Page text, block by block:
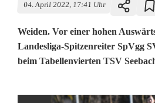
04. April 2022, 17:41 Uhr
Weiden. Vor einer hohen
Landesliga-Spitzenreiter SpVgg
beim Tabellenvierten TSV